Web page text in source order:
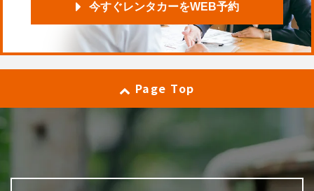
今すぐレンタカーをWEB予約
Page Top